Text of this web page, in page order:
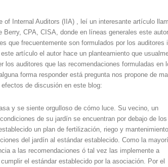
of Internal Auditors (IIA) , leí un interesante artículo
Berry, CPA, CISA, donde en líneas generales este autor
que frecuentemente son formulados por los auditores
artículo el autor hace un planteamiento que
los auditores que las recomendaciones formuladas en
forma responder está pregunta nos propone de
de discusión en este blog:
y se siente orgulloso de cómo luce. Su vecino, un
de su jardín se encuentran por debajo de los
un plan de fertilización, riego y mantenimiento
del jardín al estándar establecido. Como la
a las recomendaciones ó tal vez las implemente a
el estándar establecido por la asociación. Por el